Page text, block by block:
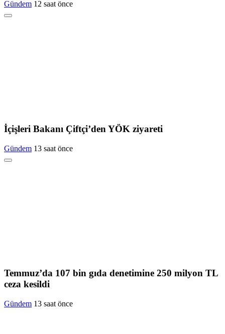
Gündem 12 saat önce
İçişleri Bakanı Çiftçi’den YÖK ziyareti
Gündem 13 saat önce
Temmuz’da 107 bin gıda denetimine 250 milyon TL
ceza kesildi
Gündem 13 saat önce